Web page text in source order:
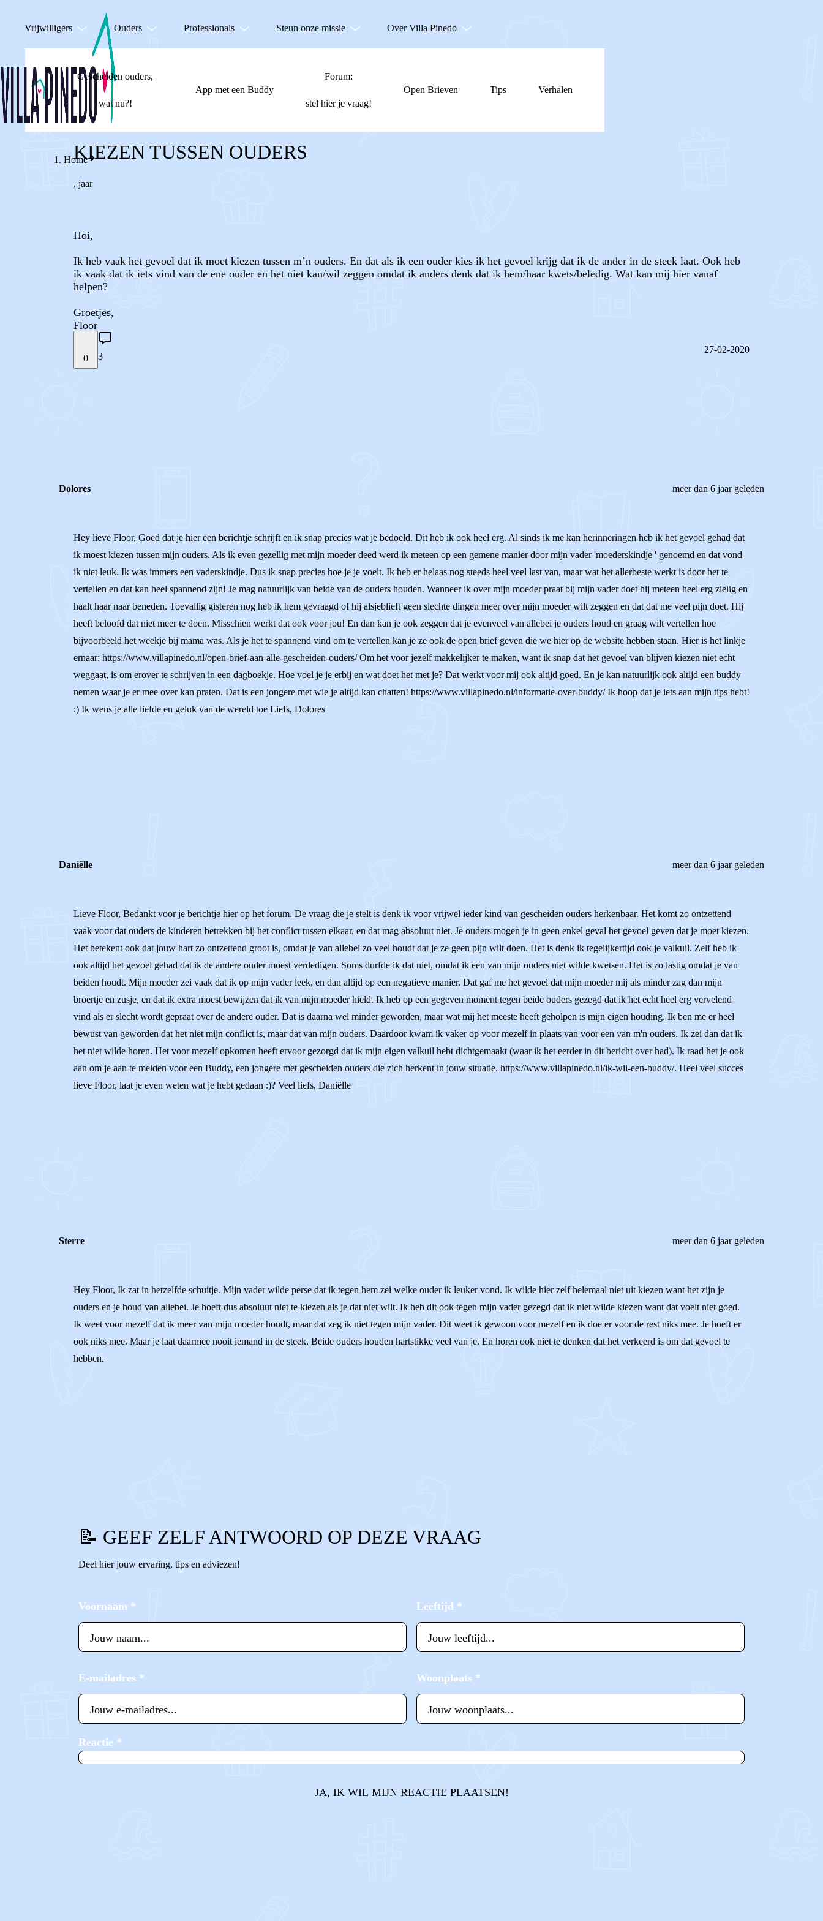
Vrijwilligers Ouders Professionals Steun onze missie Over Villa Pinedo
Gescheiden ouders,
wat nu?!
App met een Buddy
Forum:
stel hier je vraag!
Open Brieven Tips Verhalen
Home
KIEZEN TUSSEN OUDERS
, jaar
Hoi,
Ik heb vaak het gevoel dat ik moet kiezen tussen m’n ouders. En dat als ik een ouder kies ik het gevoel krijg dat ik de ander in de steek laat. Ook heb
ik vaak dat ik iets vind van de ene ouder en het niet kan/wil zeggen omdat ik anders denk dat ik hem/haar kwets/beledig. Wat kan mij hier vanaf
helpen?
Groetjes,
Floor
0 3
27-02-2020
Dolores meer dan 6 jaar geleden
Hey lieve Floor, Goed dat je hier een berichtje schrijft en ik snap precies wat je bedoeld. Dit heb ik ook heel erg. Al sinds ik me kan herinneringen heb ik het gevoel gehad dat
ik moest kiezen tussen mijn ouders. Als ik even gezellig met mijn moeder deed werd ik meteen op een gemene manier door mijn vader 'moederskindje ' genoemd en dat vond
ik niet leuk. Ik was immers een vaderskindje. Dus ik snap precies hoe je je voelt. Ik heb er helaas nog steeds heel veel last van, maar wat het allerbeste werkt is door het te
vertellen en dat kan heel spannend zijn! Je mag natuurlijk van beide van de ouders houden. Wanneer ik over mijn moeder praat bij mijn vader doet hij meteen heel erg zielig en
haalt haar naar beneden. Toevallig gisteren nog heb ik hem gevraagd of hij alsjeblieft geen slechte dingen meer over mijn moeder wilt zeggen en dat dat me veel pijn doet. Hij
heeft beloofd dat niet meer te doen. Misschien werkt dat ook voor jou! En dan kan je ook zeggen dat je evenveel van allebei je ouders houd en graag wilt vertellen hoe
bijvoorbeeld het weekje bij mama was. Als je het te spannend vind om te vertellen kan je ze ook de open brief geven die we hier op de website hebben staan. Hier is het linkje
ernaar: https://www.villapinedo.nl/open-brief-aan-alle-gescheiden-ouders/ Om het voor jezelf makkelijker te maken, want ik snap dat het gevoel van blijven kiezen niet echt
weggaat, is om erover te schrijven in een dagboekje. Hoe voel je je erbij en wat doet het met je? Dat werkt voor mij ook altijd goed. En je kan natuurlijk ook altijd een buddy
nemen waar je er mee over kan praten. Dat is een jongere met wie je altijd kan chatten! https://www.villapinedo.nl/informatie-over-buddy/ Ik hoop dat je iets aan mijn tips hebt!
:) Ik wens je alle liefde en geluk van de wereld toe Liefs, Dolores
Daniëlle meer dan 6 jaar geleden
Lieve Floor, Bedankt voor je berichtje hier op het forum. De vraag die je stelt is denk ik voor vrijwel ieder kind van gescheiden ouders herkenbaar. Het komt zo ontzettend
vaak voor dat ouders de kinderen betrekken bij het conflict tussen elkaar, en dat mag absoluut niet. Je ouders mogen je in geen enkel geval het gevoel geven dat je moet kiezen.
Het betekent ook dat jouw hart zo ontzettend groot is, omdat je van allebei zo veel houdt dat je ze geen pijn wilt doen. Het is denk ik tegelijkertijd ook je valkuil. Zelf heb ik
ook altijd het gevoel gehad dat ik de andere ouder moest verdedigen. Soms durfde ik dat niet, omdat ik een van mijn ouders niet wilde kwetsen. Het is zo lastig omdat je van
beiden houdt. Mijn moeder zei vaak dat ik op mijn vader leek, en dan altijd op een negatieve manier. Dat gaf me het gevoel dat mijn moeder mij als minder zag dan mijn
broertje en zusje, en dat ik extra moest bewijzen dat ik van mijn moeder hield. Ik heb op een gegeven moment tegen beide ouders gezegd dat ik het echt heel erg vervelend
vind als er slecht wordt gepraat over de andere ouder. Dat is daarna wel minder geworden, maar wat mij het meeste heeft geholpen is mijn eigen houding. Ik ben me er heel
bewust van geworden dat het niet mijn conflict is, maar dat van mijn ouders. Daardoor kwam ik vaker op voor mezelf in plaats van voor een van m'n ouders. Ik zei dan dat ik
het niet wilde horen. Het voor mezelf opkomen heeft ervoor gezorgd dat ik mijn eigen valkuil hebt dichtgemaakt (waar ik het eerder in dit bericht over had). Ik raad het je ook
aan om je aan te melden voor een Buddy, een jongere met gescheiden ouders die zich herkent in jouw situatie. https://www.villapinedo.nl/ik-wil-een-buddy/. Heel veel succes
lieve Floor, laat je even weten wat je hebt gedaan :)? Veel liefs, Daniëlle
Sterre meer dan 6 jaar geleden
Hey Floor, Ik zat in hetzelfde schuitje. Mijn vader wilde perse dat ik tegen hem zei welke ouder ik leuker vond. Ik wilde hier zelf helemaal niet uit kiezen want het zijn je
ouders en je houd van allebei. Je hoeft dus absoluut niet te kiezen als je dat niet wilt. Ik heb dit ook tegen mijn vader gezegd dat ik niet wilde kiezen want dat voelt niet goed.
Ik weet voor mezelf dat ik meer van mijn moeder houdt, maar dat zeg ik niet tegen mijn vader. Dit weet ik gewoon voor mezelf en ik doe er voor de rest niks mee. Je hoeft er
ook niks mee. Maar je laat daarmee nooit iemand in de steek. Beide ouders houden hartstikke veel van je. En horen ook niet te denken dat het verkeerd is om dat gevoel te
hebben.
📝 GEEF ZELF ANTWOORD OP DEZE VRAAG
Deel hier jouw ervaring, tips en adviezen!
Voornaam * Leeftijd *
E-mailadres * Woonplaats *
Reactie *
JA, IK WIL MIJN REACTIE PLAATSEN!